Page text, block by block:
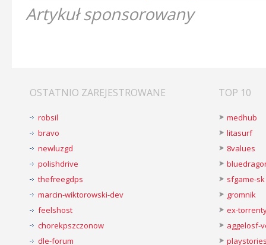
Artykuł sponsorowany
OSTATNIO ZAREJESTROWANE
robsil
bravo
newluzgd
polishdrive
thefreegdps
marcin-wiktorowski-dev
feelshost
chorekpszczonow
dle-forum
TOP 10
medhub
litasurf
8values
sfgame-sk
gromnik
ex-
aggelosf-